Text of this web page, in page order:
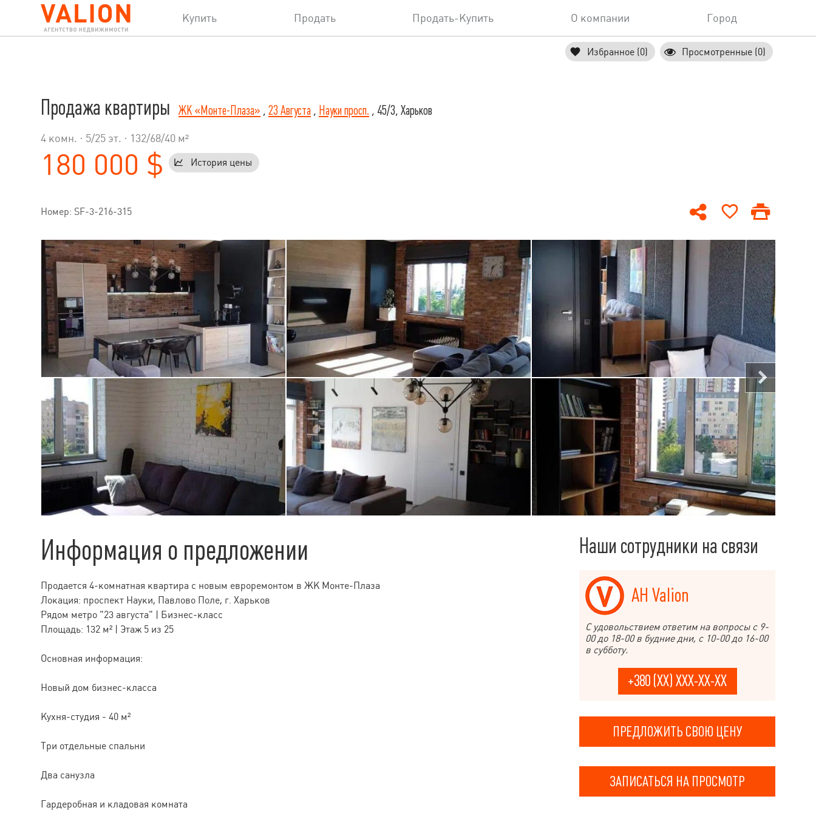
Купить Продать Продать-Купить О компании Город
Избранное (0) Просмотренные (0)
Продажа квартиры ЖК «Монте-Плаза» , 23 Августа , Науки просп. , 45/3, Харьков
4 комн. · 5/25 эт. · 132/68/40 м²
180 000 $ История цены
Номер: SF-3-216-315
Информация о предложении
Продается 4-комнатная квартира с новым евроремонтом в ЖК Монте-Плаза
Локация: проспект Науки, Павлово Поле, г. Харьков
Рядом метро "23 августа" | Бизнес-класс
Площадь: 132 м² | Этаж 5 из 25
Основная информация:
Новый дом бизнес-класса
Кухня-студия - 40 м²
Три отдельные спальни
Два санузла
Гардеробная и кладовая комната
Наши сотрудники на связи
АН Valion
С удовольствием ответим на вопросы с 9-
00 до 18-00 в будние дни, с 10-00 до 16-00
в субботу.
+380 (XX) XXX-XX-XX
ПРЕДЛОЖИТЬ СВОЮ ЦЕНУ
ЗАПИСАТЬСЯ НА ПРОСМОТР